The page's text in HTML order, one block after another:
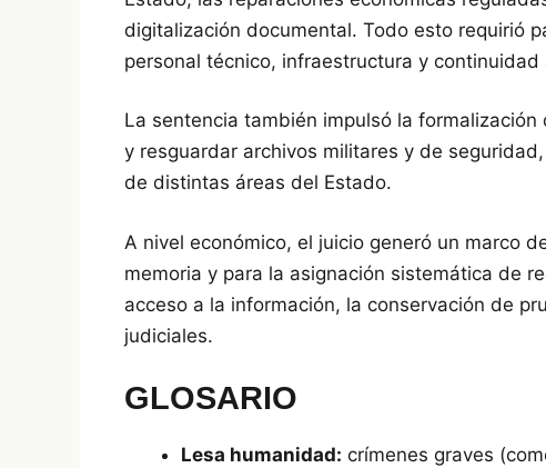
digitalización documental. Todo esto requirió
personal técnico, infraestructura y
La sentencia también impulsó la
y resguardar archivos militares y de
de distintas áreas del Estado.
A nivel económico, el juicio generó un marco
memoria y para la asignación sistemática de
acceso a la información, la conservación de
judiciales.
GLOSARIO
Lesa humanidad: crímenes graves